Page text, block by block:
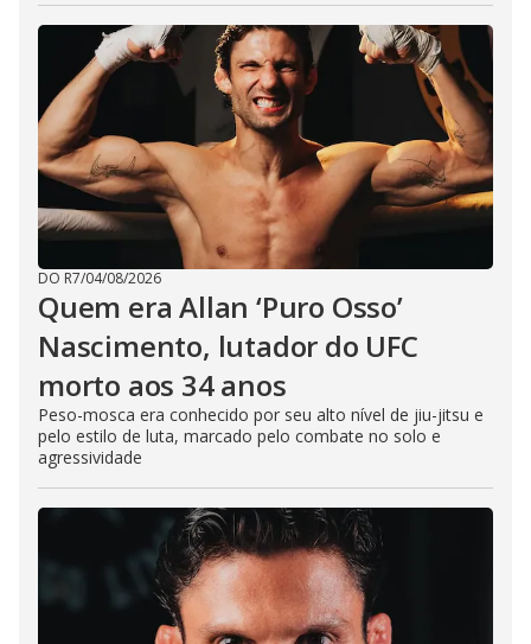
DO R7/04/08/2026
Quem era Allan ‘Puro Osso’
Nascimento, lutador do UFC
morto aos 34 anos
Peso-mosca era conhecido por seu alto nível de jiu-jitsu e
pelo estilo de luta, marcado pelo combate no solo e
agressividade